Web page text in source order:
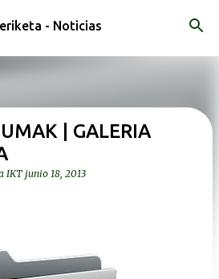
principal
- Noticias
| GALERIA
IKTjunio 18, 2013